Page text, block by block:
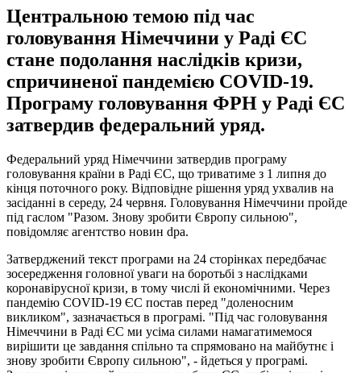
Центральною темою під час
головування Німеччини у Раді ЄС
стане подолання наслідків кризи,
спричиненої пандемією COVID-19.
Програму головування ФРН у Раді ЄС
затвердив федеральний уряд.
Федеральний уряд Німеччини затвердив програму
головування країни в Раді ЄС, що триватиме з 1 липня до
кінця поточного року. Відповідне рішення уряд ухвалив на
засіданні в середу, 24 червня. Головування Німеччини пройде
під гаслом "Разом. Знову зробити Європу сильною",
повідомляє агентство новин dpa.
Затверджений текст програми на 24 сторінках передбачає
зосередження головної уваги на боротьбі з наслідками
коронавірусної кризи, в тому числі й економічними. Через
пандемію COVID-19 ЄС постав перед "доленосним
викликом", зазначається в програмі. "Під час головування
Німеччини в Раді ЄС ми усіма силами намагатимемося
вирішити це завдання спільно та спрямовано на майбутнє і
знову зробити Європу сильною", - йдеться у програмі.